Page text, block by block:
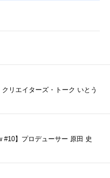
クリエイターズ・トーク いとう
#10】プロデューサー 原田 史